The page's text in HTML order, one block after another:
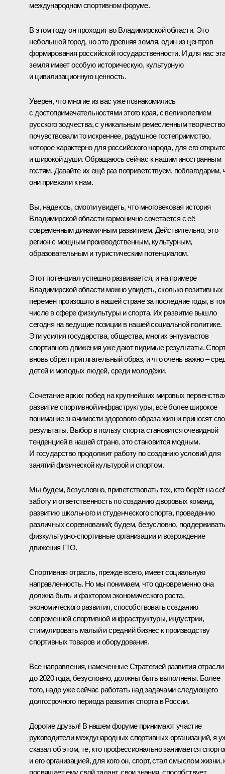
международном спортивном форуме.
В этом году он проходит во Владимирской области. Это
небольшой город, но это древняя земля, один из центров
формирования российской государственности. И для нас
земля имеет особую историческую, культурную
и цивилизационную ценность.
Уверен, что многие из вас уже познакомились
с достопримечательностями этого края, с великолепием
русского зодчества, с уникальным ремесленным
почувствовали то искреннее, радушное гостеприимство,
которое характерно для российского народа, для его
и широкой души. Обращаюсь сейчас к нашим иностранным
гостям. Давайте их ещё раз поприветствуем, поблагодарим,
они приехали к нам.
Вы, надеюсь, смогли увидеть, что многовековая история
Владимирской области гармонично сочетается с её
современным динамичным развитием. Действительно, это
регион с мощным производственным, культурным,
образовательным и туристическим потенциалом.
Этот потенциал успешно развивается, и на примере
Владимирской области можно увидеть, сколько позитивных
перемен произошло в нашей стране за последние годы, в
числе в сфере физкультуры и спорта. Их развитие вышло
сегодня на ведущие позиции в нашей социальной политике.
Эти усилия государства, общества, многих энтузиастов
спортивного движения уже дают видимые результаты.
вновь обрёл притягательный образ, и что очень важно –
детей и молодых людей, среди молодёжи.
Сочетание ярких побед на крупнейших мировых
развитие спортивной инфраструктуры, всё более широкое
понимание значимости здорового образа жизни приносят
результаты. Выбор в пользу спорта становится очевидной
тенденцией в нашей стране, это становится модным.
И государство продолжит работу по созданию условий для
занятий физической культурой и спортом.
Мы будем, безусловно, приветствовать тех, кто берёт на
заботу и ответственность по созданию дворовых команд,
развитию школьного и студенческого спорта, проведению
различных соревнований; будем, безусловно, поддерживать
физкультурно-спортивные организации и возрождение
движения ГТО.
Спортивная отрасль, прежде всего, имеет социальную
направленность. Но мы понимаем, что одновременно она
должна быть и фактором экономического роста,
экономического развития, способствовать созданию
современной спортивной инфраструктуры, индустрии,
стимулировать малый и средний бизнес к производству
спортивных товаров и оборудования.
Все направления, намеченные Стратегией развития отрасли
до 2020 года, безусловно, должны быть выполнены. Более
того, надо уже сейчас работать над задачами следующего
долгосрочного периода развития спорта в России.
Дорогие друзья! В нашем форуме принимают участие
руководители международных спортивных организаций, я
сказал об этом, те, кто профессионально занимается
и его организацией, для кого он, спорт, стал смыслом жизни,
посвящает ему свой талант, свои знания, способствует